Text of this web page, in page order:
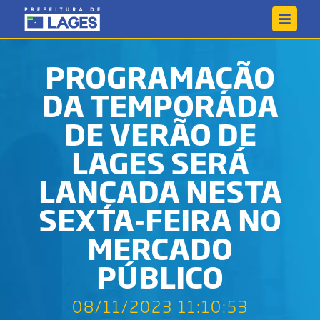
PROGRAMAÇÃO
DA TEMPORADA
DE VERÃO DE
LAGES SERÁ
LANÇADA NESTA
SEXTA-FEIRA NO
MERCADO
PÚBLICO
08/11/2023 11:10:53